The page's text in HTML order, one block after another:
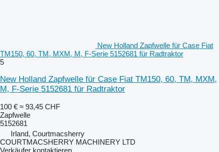
New Holland Zapfwelle für Case Fiat
TM150, 60, TM, MXM, M, F-Serie 5152681 für Radtraktor
5
New Holland Zapfwelle für Case Fiat TM150, 60, TM, MXM,
M, F-Serie 5152681 für Radtraktor
100 € ≈ 93,45 CHF
Zapfwelle
5152681
Irland, Courtmacsherry
COURTMACSHERRY MACHINERY LTD
Verkäufer kontaktieren